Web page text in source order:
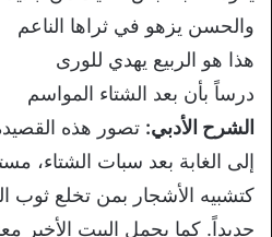
والحسن يزهو في ثراها الناعم
هذا هو الربيع يهدي للورى
درساً بأن بعد الشتاء المواسم
الشرح الأدبي: تصور هذه
إلى الغابة بعد سبات الشتاء،
كتشبيه الأشجار بمن تخلع ثوب
جديداً. كما يحمل البيت الأخير